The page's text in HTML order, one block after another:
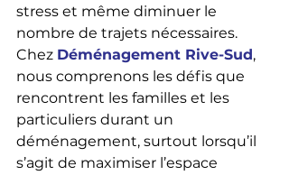
stress et même diminuer le
nombre de trajets nécessaires.
Chez Déménagement Rive-Sud,
nous comprenons les défis que
rencontrent les familles et les
particuliers durant un
déménagement, surtout lorsqu’il
s’agit de maximiser l’espace